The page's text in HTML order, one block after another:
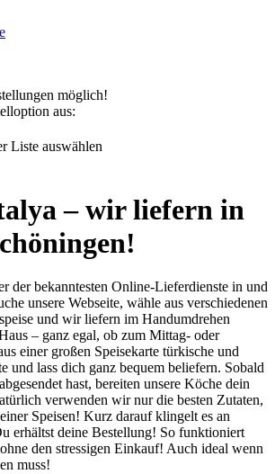
möglich!
aus:
Liste auswählen
– wir liefern in
der bekanntesten Online-Lieferdienste in und
unsere Webseite, wähle aus verschiedenen
und wir liefern im Handumdrehen
– ganz egal, ob zum Mittag- oder
einer großen Speisekarte türkische und
und lass dich ganz bequem beliefern. Sobald
hast, bereiten unsere Köche dein
verwenden wir nur die besten Zutaten,
Speisen! Kurz darauf klingelt es an
erhältst deine Bestellung! So funktioniert
den stressigen Einkauf! Auch ideal wenn
muss!